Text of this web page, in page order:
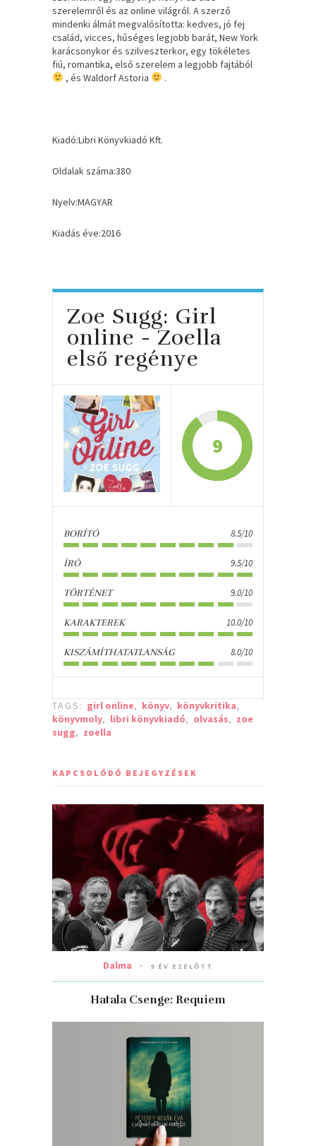
szerelemről és az online világról. A szerző
mindenki álmát megvalósította: kedves, jó fej
család, vicces, hűséges legjobb barát, New York
karácsonykor és szilveszterkor, egy tökéletes
fiú, romantika, első szerelem a legjobb fajtából
, és Waldorf Astoria
.
Kiadó:Libri Könyvkiadó Kft.
Oldalak száma:380
Nyelv:MAGYAR
Kiadás éve:2016
Zoe Sugg: Girl
online - Zoella
első regénye
9
BORÍTÓ 8.5/10
ÍRÓ 9.5/10
TÖRTÉNET 9.0/10
KARAKTEREK 10.0/10
KISZÁMÍTHATATLANSÁG 8.0/10
TAGS: girl online, könyv, könyvkritika,
könyvmoly, libri könyvkiadó, olvasás, zoe
sugg, zoella
KAPCSOLÓDÓ BEJEGYZÉSEK
Dalma 9 ÉV EZELŐTT
Hatala Csenge: Requiem